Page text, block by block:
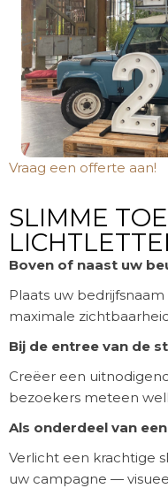
Vraag een offerte aan!
SLIMME
Boven of naast uw
Plaats uw
maximale
Bij de entree van de
Creëer een
bezoekers meteen
Als onderdeel van
Verlicht een krachtige
uw campagne —